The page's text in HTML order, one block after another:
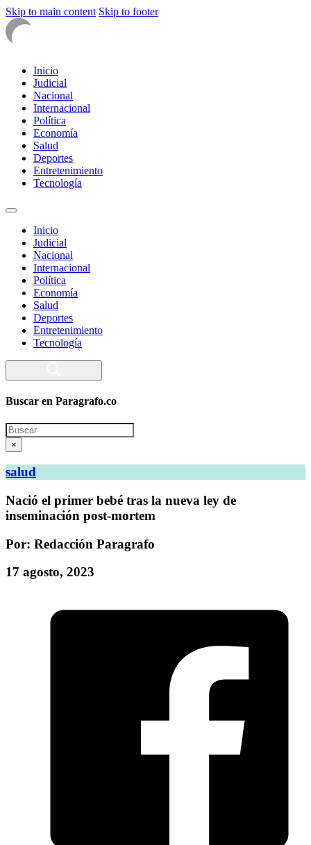
Skip to main content Skip to footer
Inicio
Judicial
Nacional
Internacional
Política
Economía
Salud
Deportes
Entretenimiento
Tecnología
Inicio
Judicial
Nacional
Internacional
Política
Economía
Salud
Deportes
Entretenimiento
Tecnología
Buscar en Paragrafo.co
Search
×
salud
Nació el primer bebé tras la nueva ley de
inseminación post-mortem
Por: Redacción Paragrafo
17 agosto, 2023